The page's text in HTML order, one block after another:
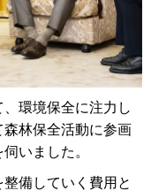
環境保全に注力し
林保全活動に参画
いました。
備していく費用と